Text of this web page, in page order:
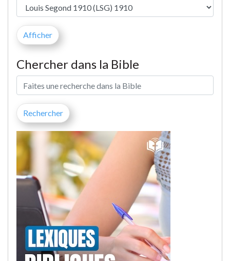
Chercher dans la Bible